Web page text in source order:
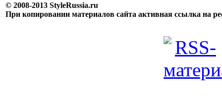
© 2008-2013 StyleRussia.ru
При копировании материалов сайта активная ссылка на